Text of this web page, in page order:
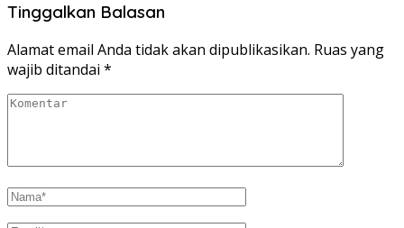
Tinggalkan Balasan
Alamat email Anda tidak akan dipublikasikan. Ruas yang
wajib ditandai *